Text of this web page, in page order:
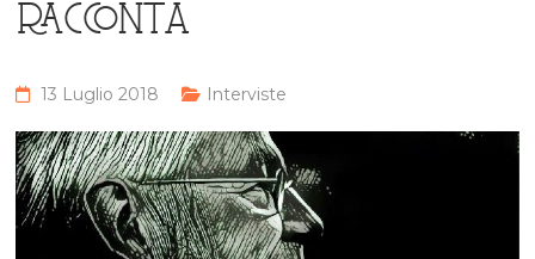
RACCONTA
13 Luglio 2018 Interviste